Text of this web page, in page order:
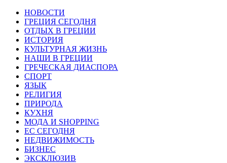
НОВОСТИ
ГРЕЦИЯ СЕГОДНЯ
ОТДЫХ В ГРЕЦИИ
ИСТОРИЯ
КУЛЬТУРНАЯ ЖИЗНЬ
НАШИ В ГРЕЦИИ
ГРЕЧЕСКАЯ ДИАСПОРА
СПОРТ
ЯЗЫК
РЕЛИГИЯ
ПРИРОДА
КУХНЯ
МОДА И SHOPPING
ЕС СЕГОДНЯ
НЕДВИЖИМОСТЬ
БИЗНЕС
ЭКСКЛЮЗИВ